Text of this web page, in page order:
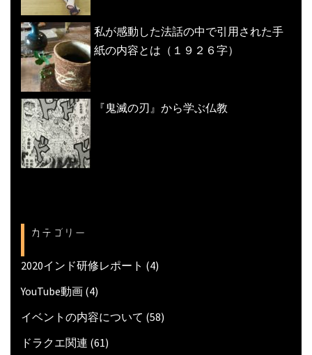
私が感動した法話の中で引用された手
紙の内容とは（１９２６字）
『鬼滅の刃』から学ぶ仏教
カテゴリー
2020インド研修レポート (4)
YouTube動画 (4)
イベントの内容について (58)
ドラクエ関連 (61)